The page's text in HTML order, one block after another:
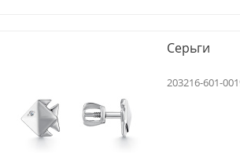
Серьги
203216-601-